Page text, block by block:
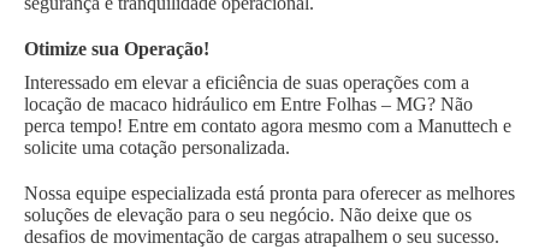
Otimize sua Operação!
Interessado em elevar a eficiência de suas operações com a
locação de macaco hidráulico em Entre Folhas – MG? Não
perca tempo! Entre em contato agora mesmo com a Manuttech e
solicite uma cotação personalizada.
Nossa equipe especializada está pronta para oferecer as melhores
soluções de elevação para o seu negócio. Não deixe que os
desafios de movimentação de cargas atrapalhem o seu sucesso.